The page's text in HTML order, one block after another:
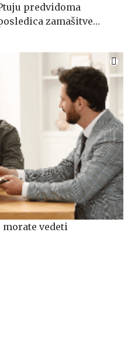
predvidoma
zamašitve
morate vedeti